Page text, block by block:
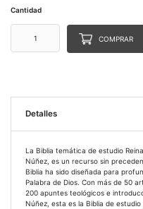
Cantidad
COMPRAR
Detalles
La Biblia temática de estudio
Núñez, es un recurso sin
Biblia ha sido diseñada para
Palabra de Dios. Con más de 50
200 apuntes teológicos e
Núñez, esta es la Biblia de